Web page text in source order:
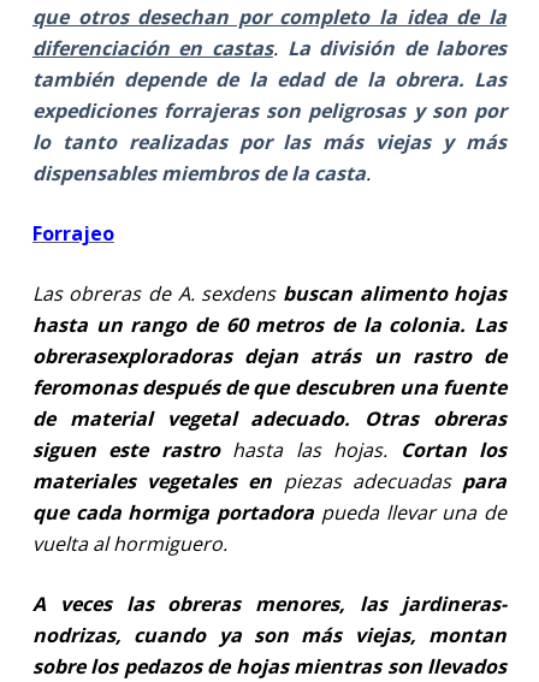
que otros desechan por completo la idea de la
diferenciación en castas. La división de labores
también depende de la edad de la obrera. Las
expediciones forrajeras son peligrosas y son por
lo tanto realizadas por las más viejas y más
dispensables miembros de la casta.
Forrajeo
Las obreras de A. sexdens buscan alimento hojas
hasta un rango de 60 metros de la colonia. Las
obrerasexploradoras dejan atrás un rastro de
feromonas después de que descubren una fuente
de material vegetal adecuado. Otras obreras
siguen este rastro hasta las hojas. Cortan los
materiales vegetales en piezas adecuadas para
que cada hormiga portadora pueda llevar una de
vuelta al hormiguero.
A veces las obreras menores, las jardineras-
nodrizas, cuando ya son más viejas, montan
sobre los pedazos de hojas mientras son llevados